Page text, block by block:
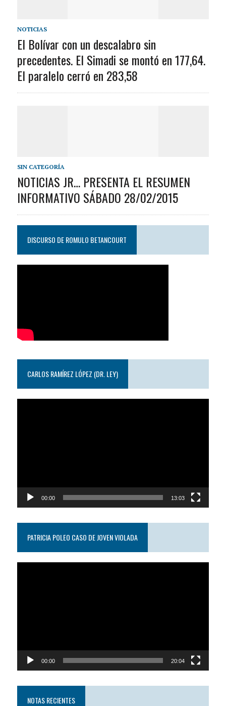
NOTICIAS
El Bolívar con un descalabro sin
precedentes. El Simadi se montó en 177,64.
El paralelo cerró en 283,58
SIN CATEGORÍA
NOTICIAS JR… PRESENTA EL RESUMEN
INFORMATIVO SÁBADO 28/02/2015
DISCURSO DE ROMULO BETANCOURT
CARLOS RAMÍREZ LÓPEZ (DR. LEY)
00:00 13:03
PATRICIA POLEO CASO DE JOVEN VIOLADA
00:00 20:04
NOTAS RECIENTES